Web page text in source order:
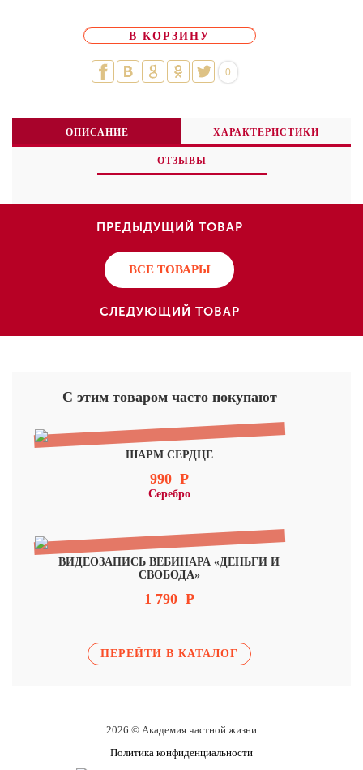
В КОРЗИНУ
0
ОПИСАНИЕ ХАРАКТЕРИСТИКИ
ОТЗЫВЫ
ПРЕДЫДУЩИЙ ТОВАР
ВСЕ ТОВАРЫ
СЛЕДУЮЩИЙ ТОВАР
С этим товаром часто покупают
ШАРМ СЕРДЦЕ
990 Р
Серебро
ВИДЕОЗАПИСЬ ВЕБИНАРА «ДЕНЬГИ И
СВОБОДА»
1 790 Р
ПЕРЕЙТИ В КАТАЛОГ
2026 © Академия частной жизни
Политика конфиденциальности